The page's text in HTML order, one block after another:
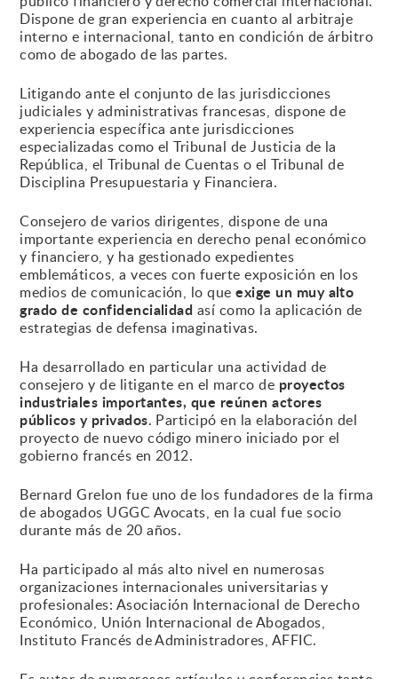
Dispone de gran experiencia en cuanto al arbitraje
interno e internacional, tanto en condición de árbitro
como de abogado de las partes.
Litigando ante el conjunto de las jurisdicciones
judiciales y administrativas francesas, dispone de
experiencia específica ante jurisdicciones
especializadas como el Tribunal de Justicia de la
República, el Tribunal de Cuentas o el Tribunal de
Disciplina Presupuestaria y Financiera.
Consejero de varios dirigentes, dispone de una
importante experiencia en derecho penal económico
y financiero, y ha gestionado expedientes
emblemáticos, a veces con fuerte exposición en los
medios de comunicación, lo queexige un muy alto
grado de confidencialidad así como la aplicación de
estrategias de defensa imaginativas.
Ha desarrollado en particular una actividad de
consejero y de litigante en el marco de proyectos
industriales importantes, que reúnen actores
públicos y privados. Participó en la elaboración del
proyecto de nuevo código minero iniciado por el
gobierno francés en 2012.
Bernard Grelon fue uno de los fundadores de la firma
de abogados UGGC Avocats, en la cual fue socio
durante más de 20 años.
Ha participado al más alto nivel en numerosas
organizaciones internacionales universitarias y
profesionales: Asociación Internacional de Derecho
Económico, Unión Internacional de Abogados,
Instituto Francés de Administradores, AFFIC.